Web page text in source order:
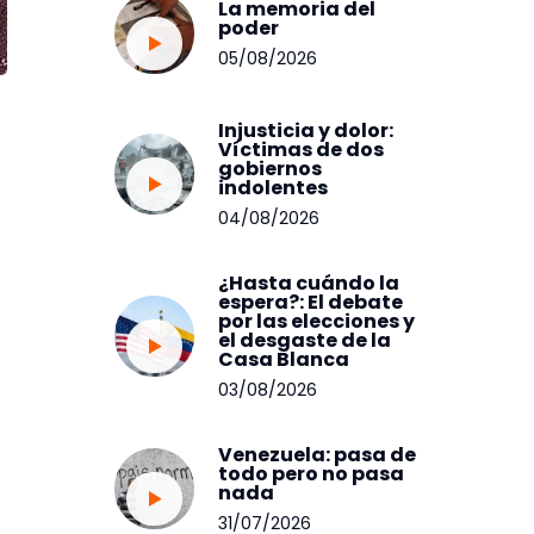
La memoria del
poder
05/08/2026
Injusticia y dolor:
Víctimas de dos
gobiernos
indolentes
04/08/2026
¿Hasta cuándo la
espera?: El debate
por las elecciones y
el desgaste de la
Casa Blanca
03/08/2026
Venezuela: pasa de
todo pero no pasa
nada
31/07/2026